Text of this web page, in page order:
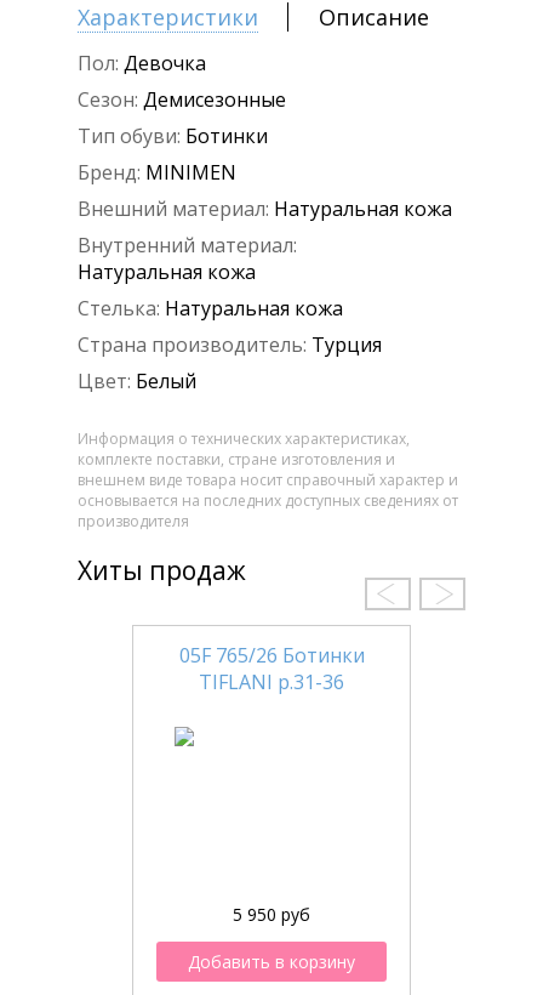
Характеристики Описание
Пол: Девочка
Сезон: Демисезонные
Тип обуви: Ботинки
Бренд: MINIMEN
Внешний материал: Натуральная кожа
Внутренний материал:
Натуральная кожа
Стелька: Натуральная кожа
Страна производитель: Турция
Цвет: Белый
Информация о технических характеристиках,
комплекте поставки, стране изготовления и
внешнем виде товара носит справочный характер и
основывается на последних доступных сведениях от
производителя
Хиты продаж
05F 765/26 Ботинки
TIFLANI р.31-36
5 950 руб
Добавить в корзину